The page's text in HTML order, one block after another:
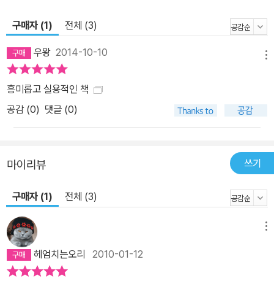
인 요소들을 통해 위기의 원인을 진단하고 경제 붕괴의 과정을 흥미
키는지, 위기의 증후가 곳곳에서 어떻게 발견되는지 설명하며 경제의
거대한 흐름을 짚어나간다. 위기는 마치 데자뷰처럼 반복된다. 이 책
을 읽다 보면 과거의 위기가 오늘의 경제 위기와 놀랍도록 흡사하다
는 걸 깨닫게 될 것이다. 세계적인 펀드 매니저 조지 소로스와 경제사
학자인 닐 퍼거슨 하버드대 교수가 이 책을 극찬한 것도 바로 이 때문
하고 나아가 그 속에서 위기를 진단하고 극복하는 방법을 모색한다.
시스템의 규모는 훨씬 커지고 복잡해졌으며 상호 연결성도 더 긴밀해
졌기 때문이다. 작은 나라에서 일어난 경제 위기가 삽시간에 전 세계
를 금융 위기로 몰아간다. 우리는 폭넓게 연결된 세계 경제의 촘촘한
그물망 안에서 살고 있는 것이다. 지금 우리에게는 세계 경제와 금융
의 흐름을 볼 수 있는 눈이 필요하다. 나아가 위기의 전조를 파악하고
구매자 (1) 전체 (3)
우왕 2014-10-10
흥미롭고 실용적인 책
공감 (0) 댓글 (0)
마이리뷰 쓰기
구매자 (1) 전체 (3)
헤엄치는오리 2010-01-12